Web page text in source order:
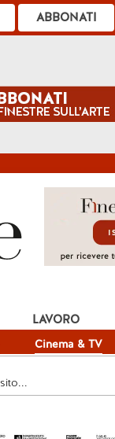
ABBONATI
Cinema & TV
LAVORO